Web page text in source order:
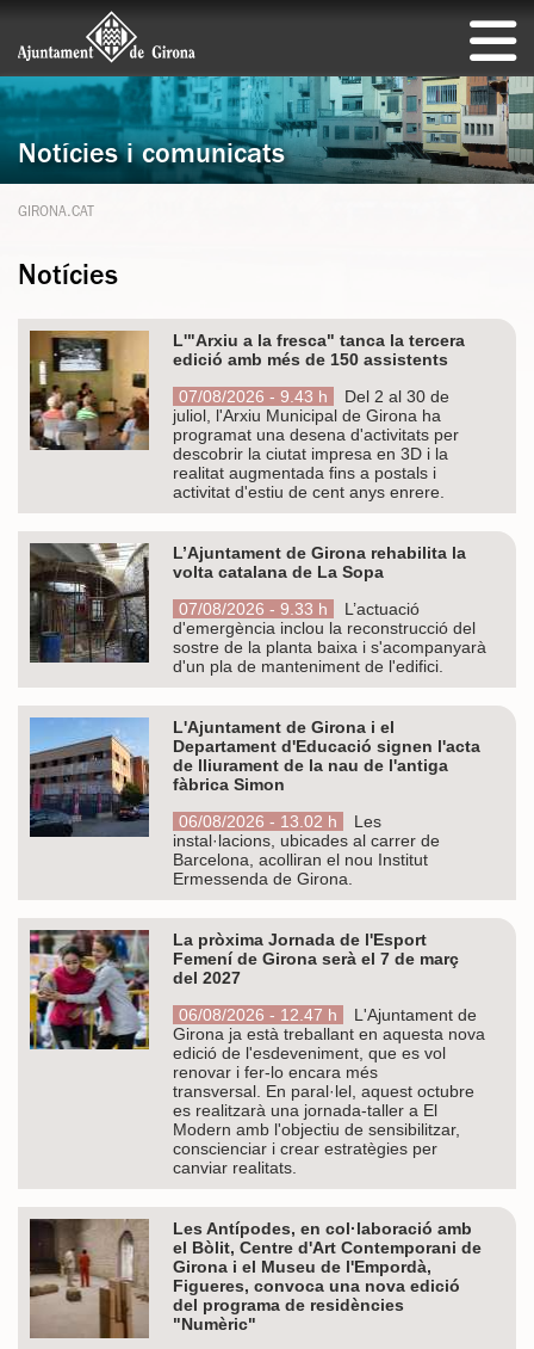
Notícies i comunicats
GIRONA.CAT
Notícies
L'"Arxiu a la fresca" tanca la tercera
edició amb més de 150 assistents
07/08/2026 - 9.43 h
Del 2 al 30 de
juliol, l'Arxiu Municipal de Girona ha
programat una desena d'activitats per
descobrir la ciutat impresa en 3D i la
realitat augmentada fins a postals i
activitat d'estiu de cent anys enrere.
L’Ajuntament de Girona rehabilita la
volta catalana de La Sopa
07/08/2026 - 9.33 h
L’actuació
d'emergència inclou la reconstrucció del
sostre de la planta baixa i s'acompanyarà
d'un pla de manteniment de l'edifici.
L'Ajuntament de Girona i el
Departament d'Educació signen l'acta
de lliurament de la nau de l'antiga
fàbrica Simon
06/08/2026 - 13.02 h
Les
instal·lacions, ubicades al carrer de
Barcelona, acolliran el nou Institut
Ermessenda de Girona.
La pròxima Jornada de l'Esport
Femení de Girona serà el 7 de març
del 2027
06/08/2026 - 12.47 h
L'Ajuntament de
Girona ja està treballant en aquesta nova
edició de l'esdeveniment, que es vol
renovar i fer-lo encara més
transversal. En paral·lel, aquest octubre
es realitzarà una jornada-taller a El
Modern amb l'objectiu de sensibilitzar,
conscienciar i crear estratègies per
canviar realitats.
Les Antípodes, en col·laboració amb
el Bòlit, Centre d'Art Contemporani de
Girona i el Museu de l'Empordà,
Figueres, convoca una nova edició
del programa de residències
"Numèric"